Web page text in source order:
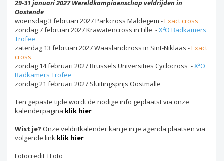
29-31 januari 2027 Wereldkampioenschap veldrijden in
Oostende
woensdag 3 februari 2027 Parkcross Maldegem -Exact cross
zondag 7 februari 2027 Krawatencross in Lille -X²O Badkamers
Trofee
zaterdag 13 februari 2027 Waaslandcross in Sint-Niklaas -Exact
cross
zondag 14 februari 2027 Brussels Universities Cyclocross -X²O
Badkamers Trofee
zondag 21 februari 2027 Sluitingsprijs Oostmalle
Ten gepaste tijde wordt de nodige info geplaatst via onze
kalenderpagina klik hier
Wist je? Onze veldritkalender kan je in je agenda plaatsen via
volgende link klik hier
Fotocredit TFoto